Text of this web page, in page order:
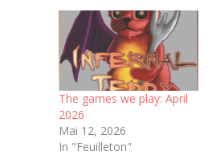
The games we play: April
2026
Mai 12, 2026
In "Feuilleton"